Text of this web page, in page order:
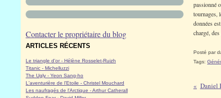
Contacter le propriétaire du blog
ARTICLES RÉCENTS
Le triangle d'or - Hélène Rosselet-Ruizh
Titanic - Michelluzzi
The Ugly - Yeon Sang-ho
L'aventurière de l'Etoile - Christel Mouchard
Les naufragés de l'Arctique - Arthur Catherall
passionné
tournages,
données
chargé,
Posté par
Tags:
Daniel